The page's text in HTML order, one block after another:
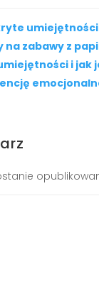
na zabawy z
i jak